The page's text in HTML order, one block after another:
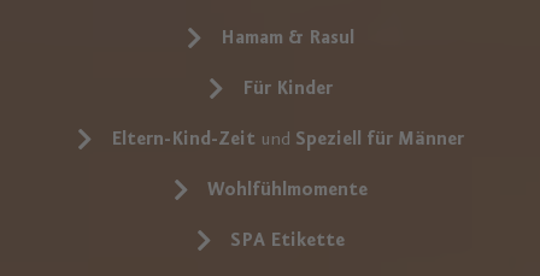
Hamam & Rasul
Für Kinder
Eltern-Kind-Zeitund Speziell für Männer
Wohlfühlmomente
SPA Etikette